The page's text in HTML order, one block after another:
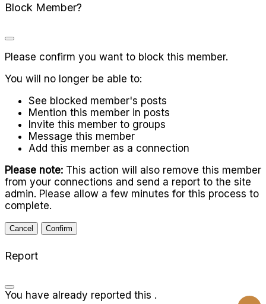
Block Member?
Please confirm you want to block this member.
You will no longer be able to:
See blocked member's posts
Mention this member in posts
Invite this member to groups
Message this member
Add this member as a connection
Please note: This action will also remove this member
from your connections and send a report to the site
admin. Please allow a few minutes for this process to
complete.
Confirm
Report
You have already reported this .